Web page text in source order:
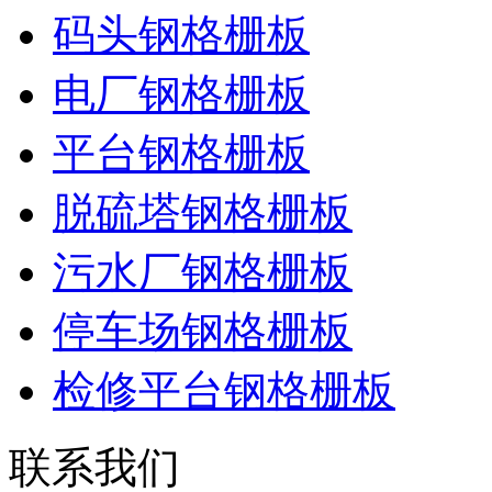
码头钢格栅板
电厂钢格栅板
平台钢格栅板
脱硫塔钢格栅板
污水厂钢格栅板
停车场钢格栅板
检修平台钢格栅板
联系我们